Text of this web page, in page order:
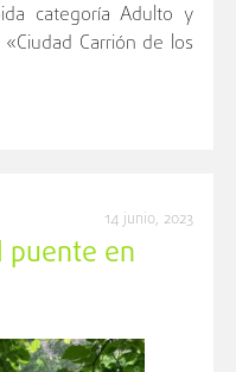
categoría Adulto y
Carrión de los
14 junio, 2023
puente en